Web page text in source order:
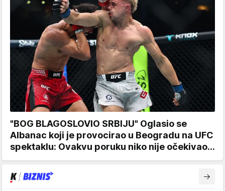
"BOG BLAGOSLOVIO SRBIJU" Oglasio se
Albanac koji je provocirao u Beogradu na UFC
spektaklu: Ovakvu poruku niko nije očekivao...